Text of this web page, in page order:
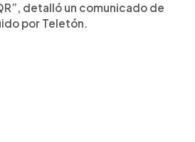
detalló un comunicado de
por Teletón.